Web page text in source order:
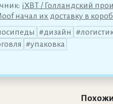
iXBT / Голландский
начал их доставку в
дизайн
упаковка